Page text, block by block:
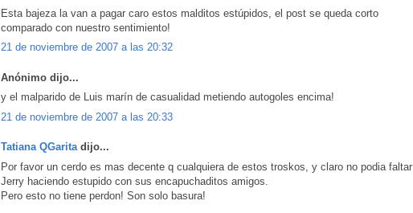
Esta bajeza la van a pagar caro estos malditos estúpidos, el post se queda corto
comparado con nuestro sentimiento!
21 de noviembre de 2007 a las 20:32
Anónimo dijo...
y el malparido de Luis marín de casualidad metiendo autogoles encima!
21 de noviembre de 2007 a las 20:33
Tatiana QGaritadijo...
Por favor un cerdo es mas decente q cualquiera de estos troskos, y claro no podia faltar
Jerry haciendo estupido con sus encapuchaditos amigos.
Pero esto no tiene perdon! Son solo basura!